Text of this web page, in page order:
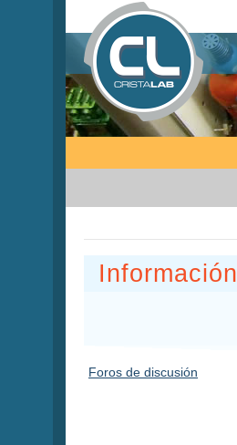
Información
Foros de discusión